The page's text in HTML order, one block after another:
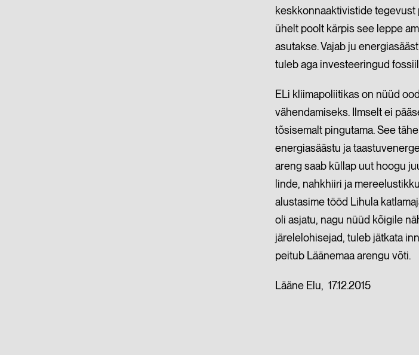
keskkonnaaktivistide tegevust
ühelt poolt kärpis see leppe
asutakse. Vajab ju
tuleb aga investeeringud
ELi kliimapoliitikas on nüüd
vähendamiseks. Ilmselt ei
tõsisemalt pingutama. See
energiasäästu ja
areng saab küllap uut hoogu
linde, nahkhiiri ja
alustasime tööd Lihula
oli asjatu, nagu nüüd kõigile
järelelohisejad, tuleb jätkata
peitub Läänemaa arengu võti.
Lääne Elu, 17.12.2015